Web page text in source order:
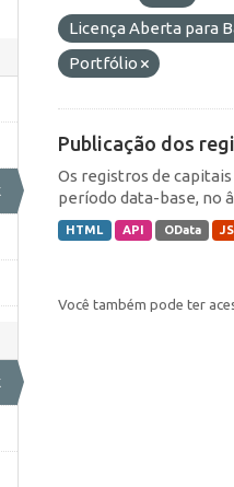
Licença Aberta para
Portfólio
Publicação dos
Os registros de
período data-base, no
HTML API OData
Você também pode ter